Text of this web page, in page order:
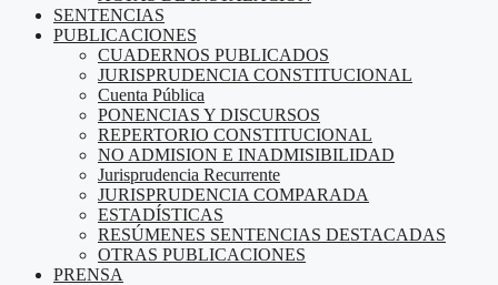
SENTENCIAS
PUBLICACIONES
CUADERNOS PUBLICADOS
JURISPRUDENCIA CONSTITUCIONAL
Cuenta Pública
PONENCIAS Y DISCURSOS
REPERTORIO CONSTITUCIONAL
NO ADMISION E INADMISIBILIDAD
Jurisprudencia Recurrente
JURISPRUDENCIA COMPARADA
ESTADÍSTICAS
RESÚMENES SENTENCIAS DESTACADAS
OTRAS PUBLICACIONES
PRENSA